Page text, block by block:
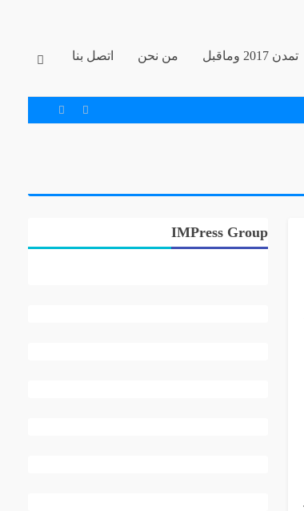
تمدن 2017 وماقبل من نحن اتصل بنا
IMPress Group